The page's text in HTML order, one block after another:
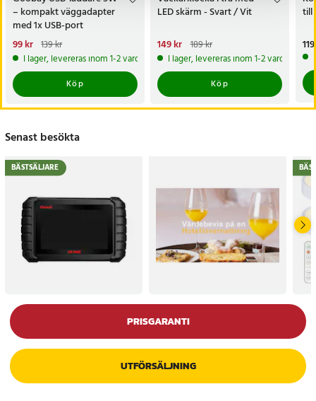
– kompakt väggadapter
med 1x USB-port
Nuvarande pris
99 krTidigare pris:139 kr
99 kr 139 kr
I lager, levereras inom 1-2 vardagar
Köp
LED skärm - Svart / Vit
Nuvarande pris
149 krTidigare pris:189 kr
149 kr 189 kr
I lager, levereras inom 1-2 vardagar
Köp
till
Senast besökta
BÄSTSÄLJARE
PRISGARANTI
UTFÖRSÄLJNING